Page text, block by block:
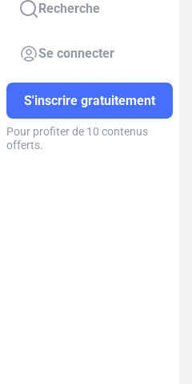
Recherche
Se connecter
S'inscrire gratuitement
Pour profiter de 10 contenus
offerts.